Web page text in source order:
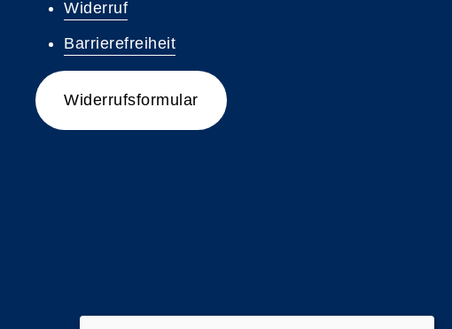
Widerruf
Barrierefreiheit
Widerrufsformular